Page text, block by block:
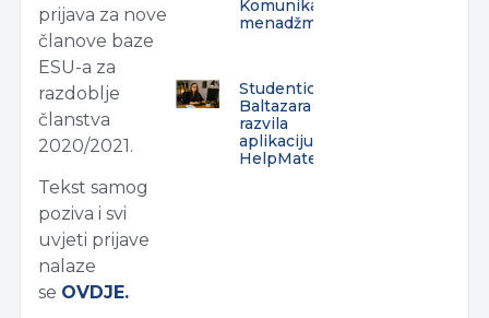
prijava za nove
članove baze
ESU-a za
razdoblje
članstva
2020/2021.
Tekst samog
poziva i svi
uvjeti prijave
nalaze
se OVDJE.
Komunikacijski
menadžment
Studentica
Baltazara
razvila
aplikaciju
HelpMate